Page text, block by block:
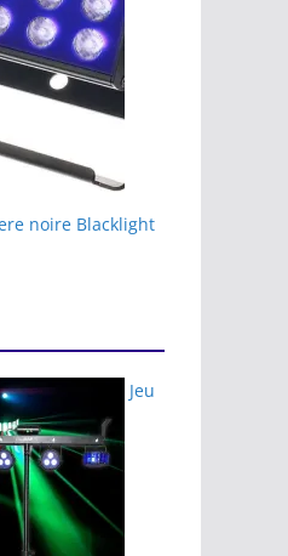
noire Blacklight
Jeu